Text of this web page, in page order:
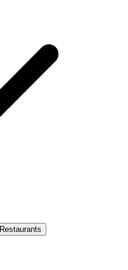
Restaurants